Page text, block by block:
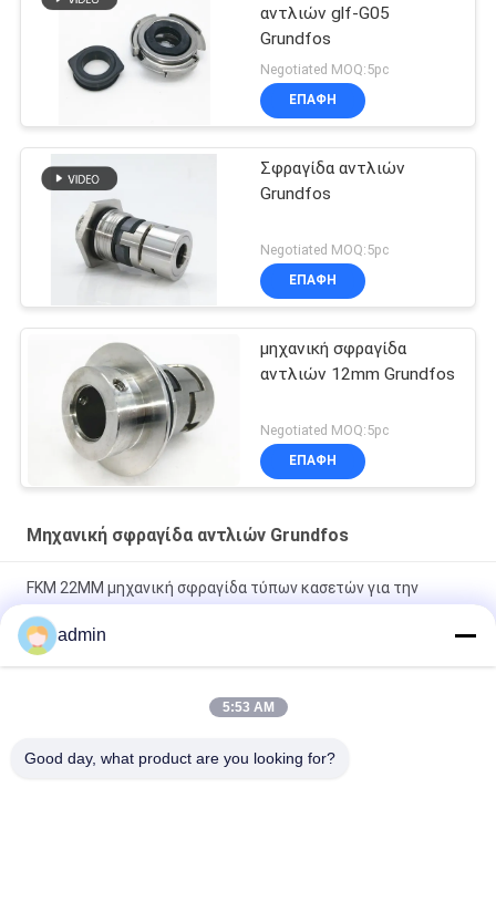
αντλιών glf-G05
Grundfos
Negotiated MOQ:5pc
ΕΠΑΦΉ
Σφραγίδα αντλιών
Grundfos
Negotiated MOQ:5pc
ΕΠΑΦΉ
μηχανική σφραγίδα
αντλιών 12mm Grundfos
Negotiated MOQ:5pc
ΕΠΑΦΉ
Μηχανική σφραγίδα αντλιών Grundfos
FKM 22MM μηχανική σφραγίδα τύπων κασετών για την
αντλία Grundfos
Τύπος Χ 22mm μηχανική ταχύτητα σφραγίδων αντλιών
ανταλλακτικών σφραγίδων για GLF G04
admin
5:53 AM
Good day, what product are you looking for?